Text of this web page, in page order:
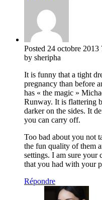
Posted 24 octobre 2013
by sheripha
It is funny that a tight
pregnancy than before
has « the magic »
Runway. It is flattering
darker on the sides. It
you can carry off.
Too bad about you not
the fun quality of them
settings. I am sure
that you had with your
Répondre